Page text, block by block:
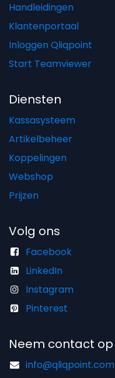
Handleidingen
Klantenportaal
Inloggen Qliqpoint
Start Teamviewer
Diensten
Kassasysteem
Artikelbeheer
Koppelingen
Webshop
Prijzen
Volg ons
Facebook
LinkedIn
Instagram
Pinterest
Neem contact op
info@qliqpoint.com